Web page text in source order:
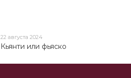
22 августа 2024
Кьянти или фьяско